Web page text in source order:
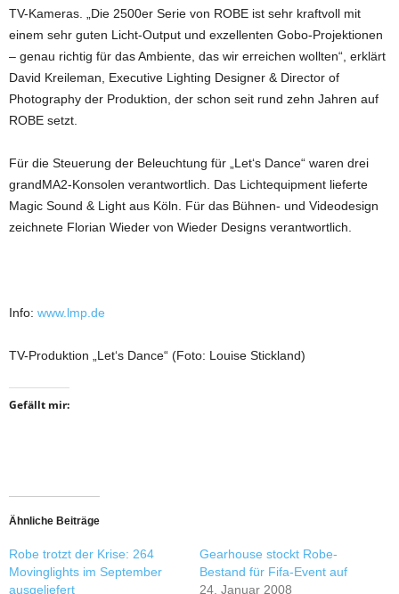
TV-Kameras. „Die 2500er Serie von ROBE ist sehr kraftvoll mit
einem sehr guten Licht-Output und exzellenten Gobo-Projektionen
– genau richtig für das Ambiente, das wir erreichen wollten“, erklärt
David Kreileman, Executive Lighting Designer & Director of
Photography der Produktion, der schon seit rund zehn Jahren auf
ROBE setzt.
Für die Steuerung der Beleuchtung für „Let‘s Dance“ waren drei
grandMA2-Konsolen verantwortlich. Das Lichtequipment lieferte
Magic Sound & Light aus Köln. Für das Bühnen- und Videodesign
zeichnete Florian Wieder von Wieder Designs verantwortlich.
Info: www.lmp.de
TV-Produktion „Let‘s Dance“ (Foto: Louise Stickland)
Gefällt mir:
Ähnliche Beiträge
Robe trotzt der Krise: 264
Movinglights im September
ausgeliefert
Gearhouse stockt Robe-
Bestand für Fifa-Event auf
24. Januar 2008